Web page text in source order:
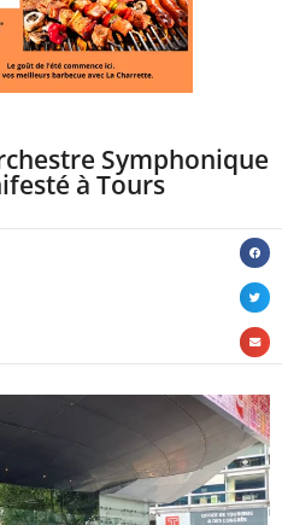
Symphonique
à Tours